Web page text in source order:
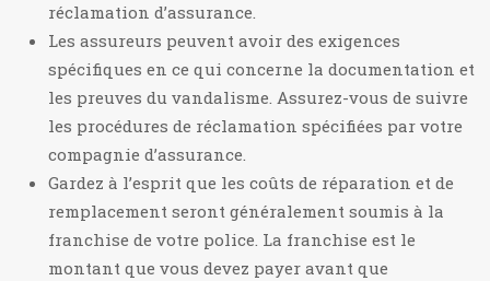
réclamation d’assurance.
Les assureurs peuvent avoir des exigences
spécifiques en ce qui concerne la documentation et
les preuves du vandalisme. Assurez-vous de suivre
les procédures de réclamation spécifiées par votre
compagnie d’assurance.
Gardez à l’esprit que les coûts de réparation et de
remplacement seront généralement soumis à la
franchise de votre police. La franchise est le
montant que vous devez payer avant que